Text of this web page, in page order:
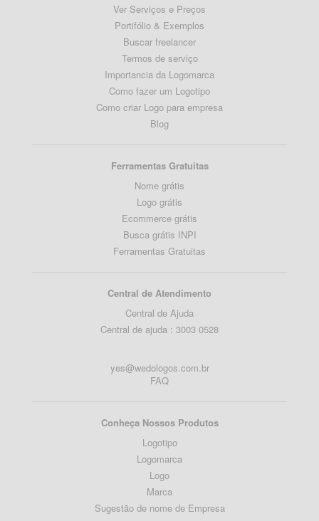
Ver Serviços e Preços
Portifólio & Exemplos
Buscar freelancer
Termos de serviço
Importancia da Logomarca
Como fazer um Logotipo
Como criar Logo para empresa
Blog
Ferramentas Gratuitas
Nome grátis
Logo grátis
Ecommerce grátis
Busca grátis INPI
Ferramentas Gratuitas
Central de Atendimento
Central de Ajuda
Central de ajuda : 3003 0528
yes@wedologos.com.br
FAQ
Conheça Nossos Produtos
Logotipo
Logomarca
Logo
Marca
Sugestão de nome de Empresa